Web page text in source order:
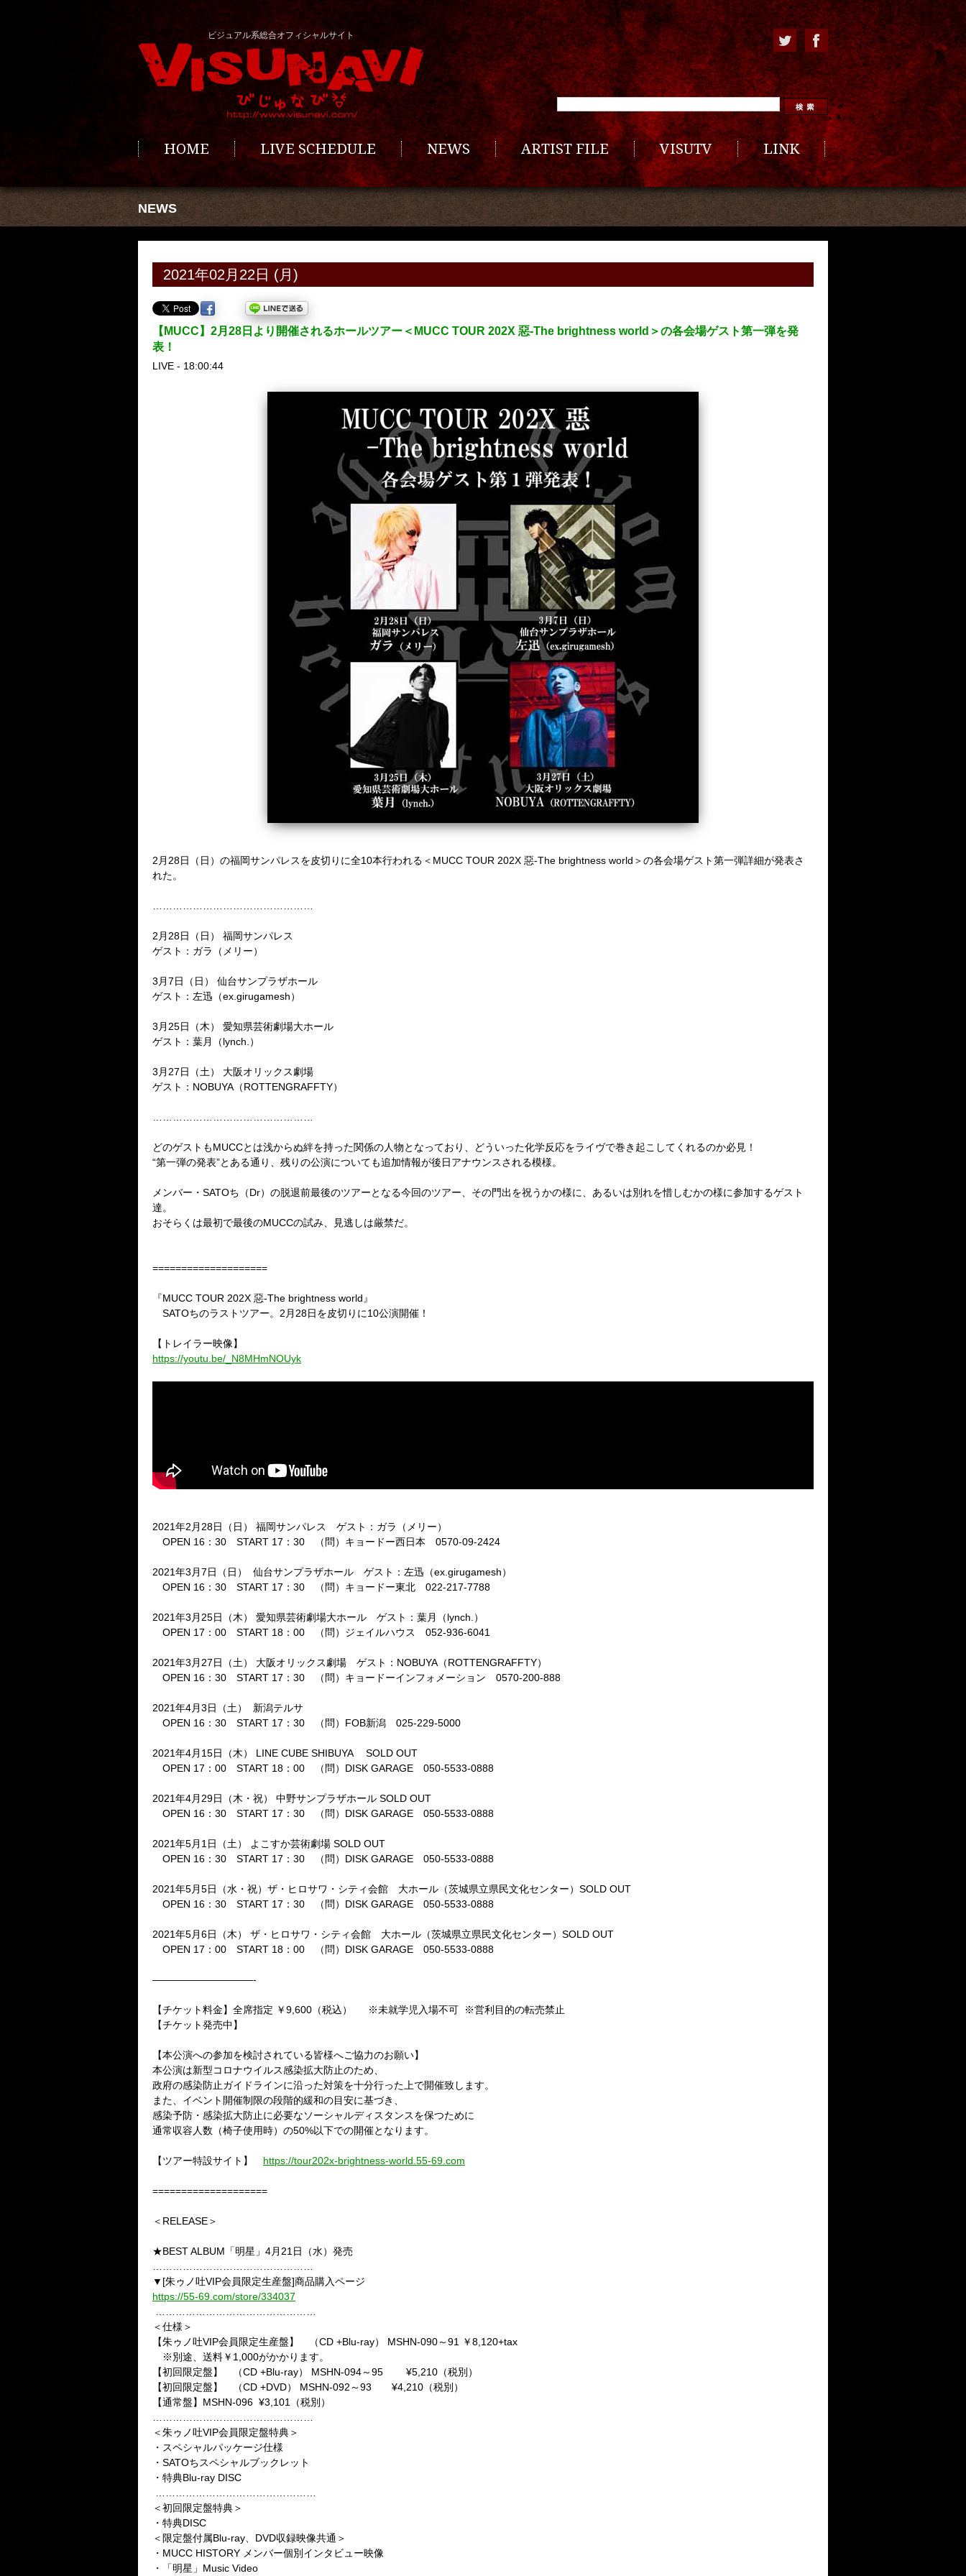
ビジュアル系総合オフィシャルサイト
HOME LIVE SCHEDULE NEWS ARTIST FILE VISUTV LINK
NEWS
2021年02月22日 (月)
【MUCC】2月28日より開催されるホールツアー＜MUCC TOUR 202X 惡-The brightness world＞の各会場ゲスト第一弾を発
表！
LIVE - 18:00:44
2 月 28日（日）の福岡サンパレスを皮切りに全10本行われる＜ MUCC TOUR 202X 惡-The brightness world＞の各会場ゲスト第一弾詳細が発表さ
れた。
2 月 28日（日）
福岡サンパレス
ゲスト：ガラ（メリー）
3 月7日（日）
仙台サンプラザホール
ゲスト：左迅（ex.girugamesh）
3 月 25日（木）
愛知県芸術劇場大ホール
ゲスト：葉月（lynch. ）
3 月 27日（土）
大阪オリックス劇場
ゲスト： NOBUYA （ROTTENGRAFFTY）
どのゲストもMUCCとは浅からぬ絆を持った関係の人物となっており、
どういった化学反応をライヴで巻き起こしてくれるのか必見！
“第一弾の発表”とある通り、残りの公演についても追加情報が後日アナウンスされる模様。
メンバー・ SATOち（Dr）の脱退前最後のツアーとなる今回のツアー、 その門出を祝うかの様に、あるいは別れを惜しむかの様に参加するゲスト
達。
おそらくは最初で最後のMUCCの試み、見逃しは厳禁だ。
====================
『MUCC TOUR 202X 惡-The brightness world 』
SATOちのラストツアー。 2 月 28日を皮切りに10公演開催！
【トレイラー映像】
https://youtu.be/_N8MHmNOUyk
2021年2 月 28日（日）
福岡サンパレス ゲスト：ガラ（メリー）
OPEN 16 ： 30 START 17 ： 30 （問）キョードー西日本 0570-09-2424
2021年3 月7日（日） 仙台サンプラザホール ゲスト：左迅（ex.girugamesh）
OPEN 16 ： 30 START 17 ： 30 （問）キョードー東北 022-217-7788
2021年3 月 25日（木） 愛知県芸術劇場大ホール ゲスト：葉月（lynch. ）
OPEN 17 ： 00 START 18 ： 00 （問）ジェイルハウス 052-936-6041
2021年3 月 27日（土） 大阪オリックス劇場 ゲスト： NOBUYA （ROTTENGRAFFTY）
OPEN 16 ： 30 START 17 ： 30 （問）キョードーインフォメーション 0570-200-888
2021年4月3日（土）
新潟テルサ
OPEN 16 ： 30 START 17 ： 30 （問） FOB新潟 025-229-5000
2021年4月 15日（木） LINE CUBE SHIBUYA
SOLD OUT
OPEN 17 ： 00 START 18 ： 00 （問） DISK GARAGE 050-5533-0888
2021年4月 29日（木・祝） 中野サンプラザホール SOLD OUT
OPEN 16 ： 30 START 17 ： 30 （問） DISK GARAGE 050-5533-0888
2021年5月 1 日（土） よこすか芸術劇場 SOLD OUT
OPEN 16 ： 30 START 17 ： 30 （問） DISK GARAGE 050-5533-0888
2021年5月5日（水・祝）ザ・ヒロサワ・シティ会館 大ホール（茨城県立県民文化センター） SOLD OUT
OPEN 16 ： 30 START 17 ： 30 （問） DISK GARAGE 050-5533-0888
2021年5月6日（木） ザ・ヒロサワ・シティ会館 大ホール（茨城県立県民文化センター） SOLD OUT
OPEN 17 ： 00 START 18 ： 00 （問） DISK GARAGE 050-5533-0888
——————————-
【チケット料金】全席指定 ￥9,600 （税込） ※未就学児入場不可
※営利目的の転売禁止
【チケット発売中】
【本公演への参加を検討されている皆様へご協力のお願い】
本公演は新型コロナウイルス感染拡大防止のため、
政府の感染防止ガイドラインに沿った対策を十分行った上で開催致します。
また、イベント開催制限の段階的緩和の目安に基づき、
感染予防・感染拡大防止に必要なソーシャルディスタンスを保つために
通常収容人数（椅子使用時）の50%以下での開催となります。
【ツアー特設サイト】 https://tour202x-brightness-world.55-69.com
====================
＜RELEASE＞
★BEST ALBUM 「明星」 4月 21 日（水）発売
▼ [朱ゥノ吐VIP会員限定生産盤]商品購入ページ
https://55-69.com/store/334037
＜仕様＞
【朱ゥノ吐VIP会員限定生産盤】 （CD +Blu-ray） MSHN-090～91 ￥8,120+tax
※別途、送料￥ 1,000がかかります。
【初回限定盤】 （CD +Blu-ray） MSHN-094～95 ¥5,210 （税別）
【初回限定盤】 （CD +DVD） MSHN-092 ～93 ¥4,210 （税別）
【通常盤】 MSHN-096 ¥3,101
（税別）
＜朱ゥノ吐VIP会員限定盤特典＞
・スペシャルパッケージ仕様
・ SATOちスペシャルブックレット
・特典Blu-ray DISC
＜初回限定盤特典＞
・特典DISC
＜限定盤付属Blu-ray DVD収録映像共通＞
・ MUCC HISTORY メンバー個別インタビュー映像
・「明星」 Music Video